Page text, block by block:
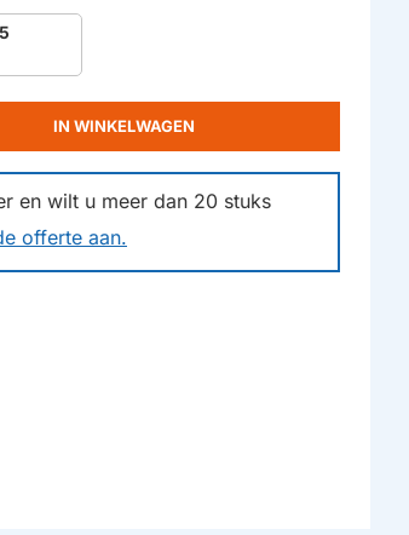
en wilt u meer dan 20 stuks
offerte aan.
IN WINKELWAGEN